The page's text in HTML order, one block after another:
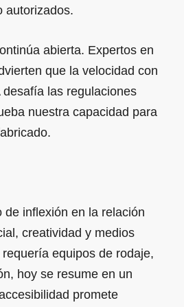
autorizados.
abierta. Expertos en
que la velocidad con
las regulaciones
nuestra capacidad para
de inflexión en la relación
creatividad y medios
equipos de rodaje,
hoy se resume en un
promete